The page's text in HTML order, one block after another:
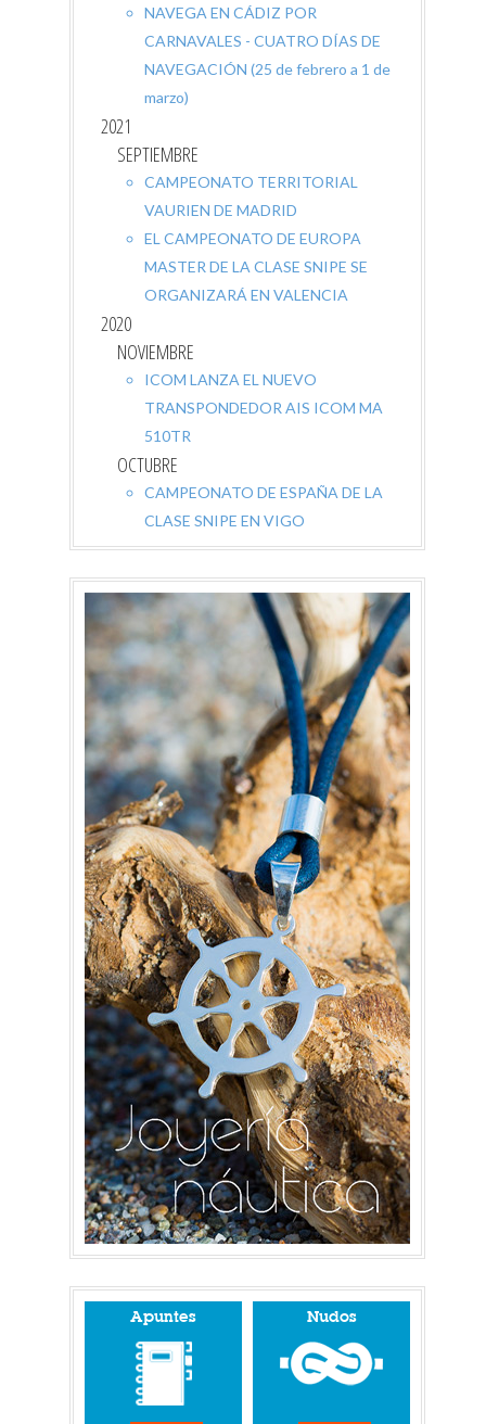
NAVEGA EN CÁDIZ POR
CARNAVALES - CUATRO DÍAS DE
NAVEGACIÓN (25 de febrero a 1 de
marzo)
2021
SEPTIEMBRE
CAMPEONATO TERRITORIAL
VAURIEN DE MADRID
EL CAMPEONATO DE EUROPA
MASTER DE LA CLASE SNIPE SE
ORGANIZARÁ EN VALENCIA
2020
NOVIEMBRE
ICOM LANZA EL NUEVO
TRANSPONDEDOR AIS ICOM MA
510TR
OCTUBRE
CAMPEONATO DE ESPAÑA DE LA
CLASE SNIPE EN VIGO
Apuntes Nudos